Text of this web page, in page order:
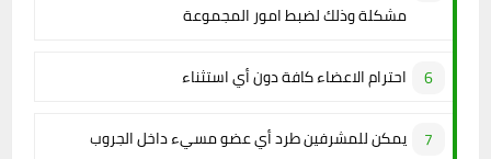
مشكلة وذلك لضبط امور المجموعة
احترام الاعضاء كافة دون أي استثناء
يمكن للمشرفين طرد أي عضو مسيء داخل الجروب